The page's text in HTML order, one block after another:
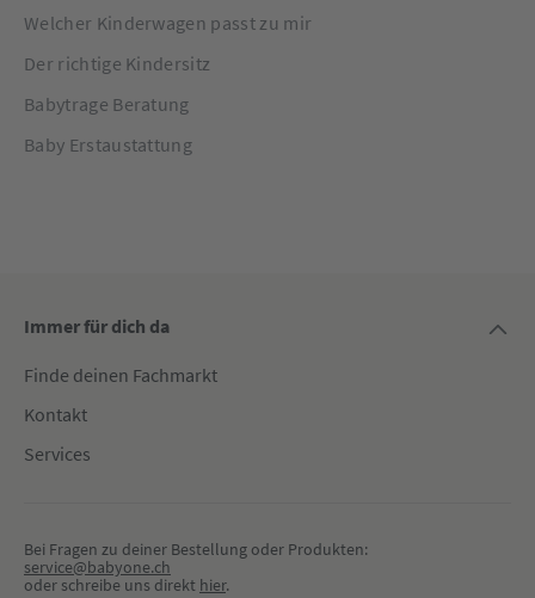
Welcher Kinderwagen passt zu mir
Der richtige Kindersitz
Babytrage Beratung
Baby Erstaustattung
Immer für dich da
Finde deinen Fachmarkt
Kontakt
Services
Bei Fragen zu deiner Bestellung oder Produkten:
service@babyone.ch
oder schreibe uns direkt hier.